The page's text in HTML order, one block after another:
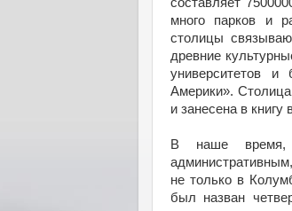
много парков и
столицы
древние
университетов
Америки».
и занесена в книгу
В наше время,
не только в
был назван